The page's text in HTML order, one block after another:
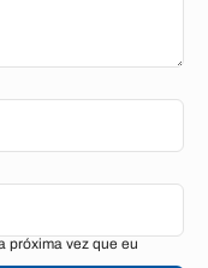
próxima vez que eu